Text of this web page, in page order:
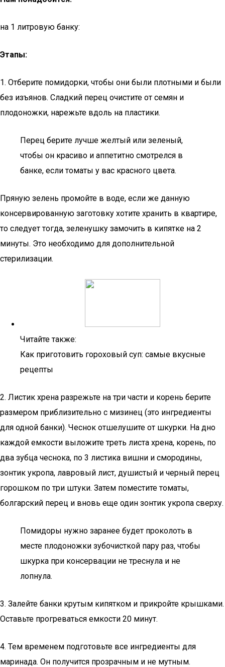
на 1 литровую банку:
Этапы:
1. Отберите помидорки, чтобы они были плотными и были
без изъянов. Сладкий перец очистите от семян и
плодоножки, нарежьте вдоль на пластики.
Перец берите лучше желтый или зеленый,
чтобы он красиво и аппетитно смотрелся в
банке, если томаты у вас красного цвета.
Пряную зелень промойте в воде, если же данную
консервированную заготовку хотите хранить в квартире,
то следует тогда, зеленушку замочить в кипятке на 2
минуты. Это необходимо для дополнительной
стерилизации.
Читайте также:
Как приготовить гороховый суп: самые вкусные
рецепты
2. Листик хрена разрежьте на три части и корень берите
размером приблизительно с мизинец (это ингредиенты
для одной банки). Чеснок отшелушите от шкурки. На дно
каждой емкости выложите треть листа хрена, корень, по
два зубца чеснока, по 3 листика вишни и смородины,
зонтик укропа, лавровый лист, душистый и черный перец
горошком по три штуки. Затем поместите томаты,
болгарский перец и вновь еще один зонтик укропа сверху.
Помидоры нужно заранее будет проколоть в
месте плодоножки зубочисткой пару раз, чтобы
шкурка при консервации не треснула и не
лопнула.
3. Залейте банки крутым кипятком и прикройте крышками.
Оставьте прогреваться емкости 20 минут.
4. Тем временем подготовьте все ингредиенты для
маринада. Он получится прозрачным и не мутным.